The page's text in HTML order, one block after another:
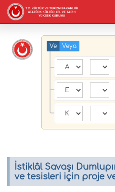
Ve Veya
İstiklâl Savaşı
ve tesisleri için proje